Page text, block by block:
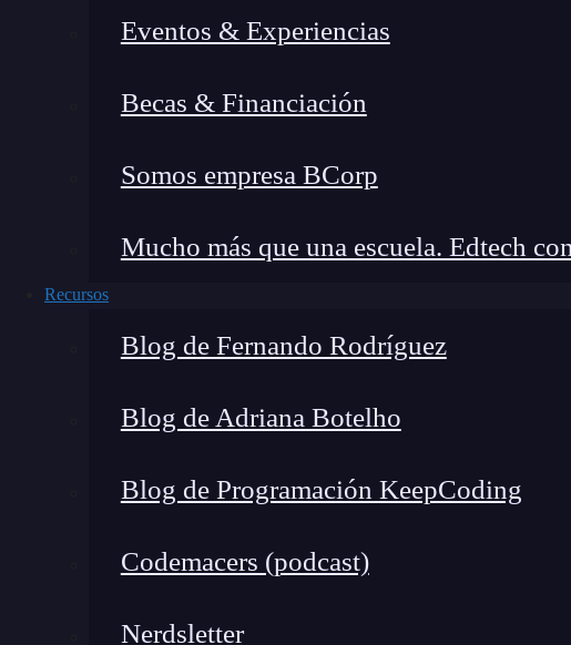
Eventos & Experiencias
Becas & Financiación
Somos empresa BCorp
Mucho más que una escuela. Edtech
Recursos
Blog de Fernando Rodríguez
Blog de Adriana Botelho
Blog de Programación KeepCoding
Codemacers (podcast)
Nerdsletter
muestran el futuro. Las PWA 2.0 integrarán de